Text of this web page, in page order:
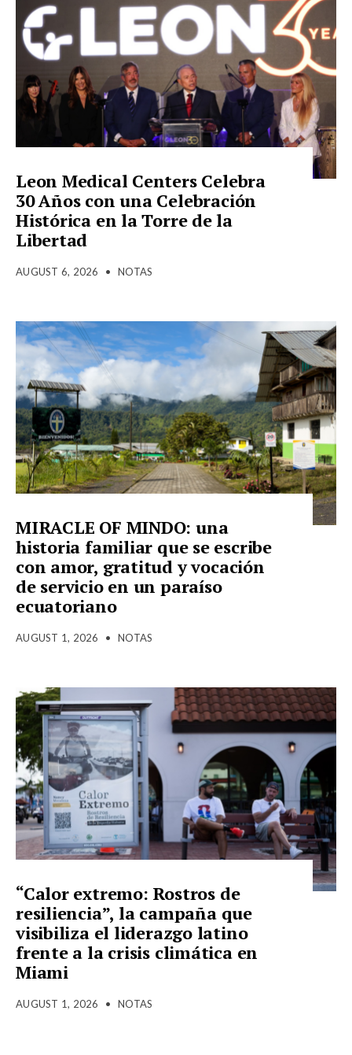
Leon Medical Centers Celebra
30 Años con una Celebración
Histórica en la Torre de la
Libertad
AUGUST 6, 2026 • NOTAS
MIRACLE OF MINDO: una
historia familiar que se escribe
con amor, gratitud y vocación
de servicio en un paraíso
ecuatoriano
AUGUST 1, 2026 • NOTAS
“Calor extremo: Rostros de
resiliencia”, la campaña que
visibiliza el liderazgo latino
frente a la crisis climática en
Miami
AUGUST 1, 2026 • NOTAS